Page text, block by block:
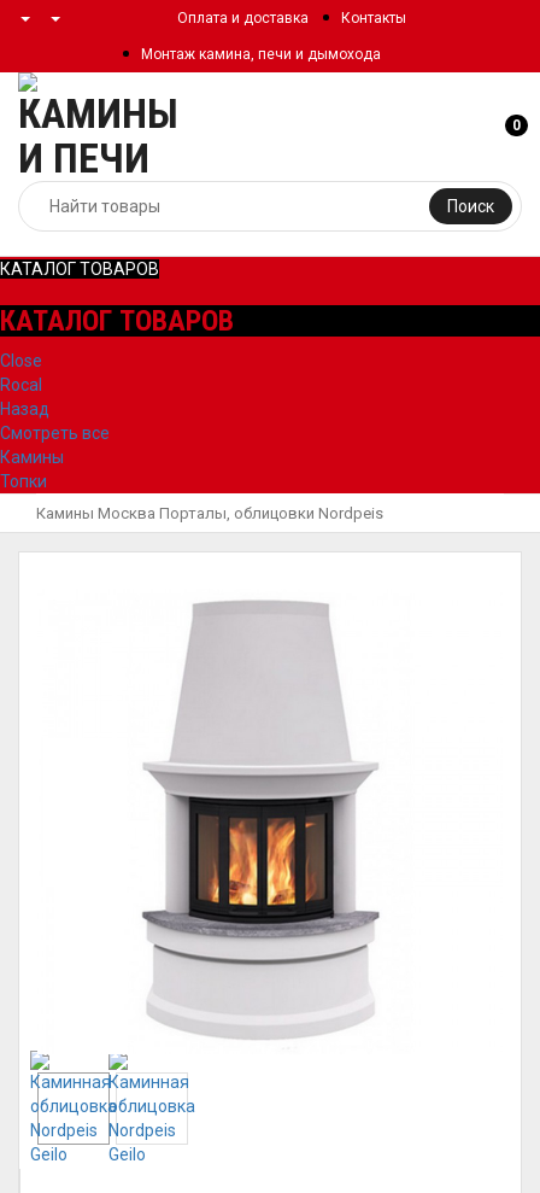
Оплата и доставка Контакты
Монтаж камина, печи и дымохода
Поиск
0
КАТАЛОГ ТОВАРОВ
КАТАЛОГ ТОВАРОВ
Close
Rocal
Назад
Смотреть все
Камины
Топки
Камины Москва Порталы, облицовки Nordpeis